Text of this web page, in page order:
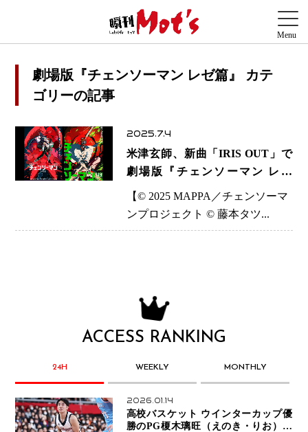
劇場版『チェンソーマン レゼ篇』 カテ
ゴリーの記事
2025.7.4
米津玄師、新曲「IRIS OUT」で
劇場版『チェンソーマン レゼ
篇』主題歌を担当 Anime Expo
で予告映像初公開
【© 2025 MAPPA／チェンソーマ
ンプロジェクト © 藤本タツ...
ACCESS RANKING
24H WEEKLY MONTHLY
2026.01.14
高校バスケット ウインターカップ優
勝のPG榎木璃旺（えのき・りお）が